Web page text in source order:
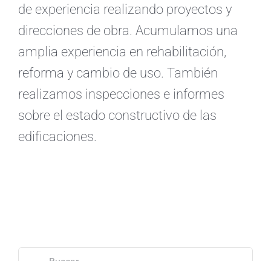
de experiencia realizando proyectos y
direcciones de obra. Acumulamos una
amplia experiencia en rehabilitación,
reforma y cambio de uso. También
realizamos inspecciones e informes
sobre el estado constructivo de las
edificaciones.
Buscar: